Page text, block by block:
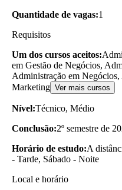
Quantidade de vagas:1
Requisitos
Um dos cursos aceitos:
em Gestão de Negócios,
Administração em
Marketing Ver mais cursos
Nível:Técnico, Médio
Conclusão:2º semestre de
Horário de estudo:A
- Tarde, Sábado - Noite
Local e horário